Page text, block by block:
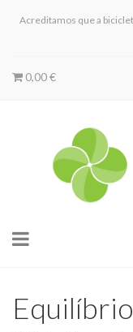
Acreditamos que a
0,00 €
Toggle
Equilíbrio